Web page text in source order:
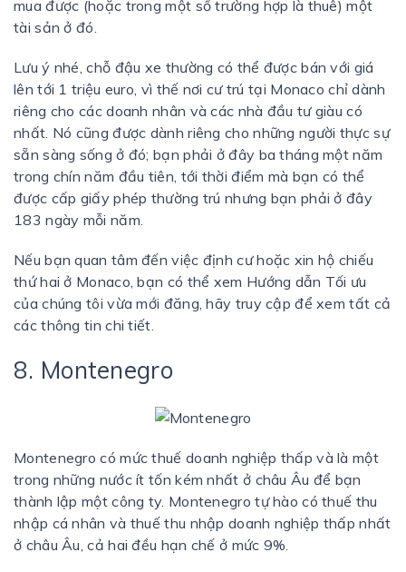
mua được (hoặc trong một số trường hợp là thuê) một
tài sản ở đó.
Lưu ý nhé, chỗ đậu xe thường có thể được bán với giá
lên tới 1 triệu euro, vì thế nơi cư trú tại Monaco chỉ dành
riêng cho các doanh nhân và các nhà đầu tư giàu có
nhất. Nó cũng được dành riêng cho những người thực sự
sẵn sàng sống ở đó; bạn phải ở đây ba tháng một năm
trong chín năm đầu tiên, tới thời điểm mà bạn có thể
được cấp giấy phép thường trú nhưng bạn phải ở đây
183 ngày mỗi năm.
Nếu bạn quan tâm đến việc định cư hoặc xin hộ chiếu
thứ hai ở Monaco, bạn có thể xem Hướng dẫn Tối ưu
của chúng tôi vừa mới đăng, hãy truy cập để xem tất cả
các thông tin chi tiết.
8. Montenegro
Montenegro có mức thuế doanh nghiệp thấp và là một
trong những nước ít tốn kém nhất ở châu Âu để bạn
thành lập một công ty. Montenegro tự hào có thuế thu
nhập cá nhân và thuế thu nhập doanh nghiệp thấp nhất
ở châu Âu, cả hai đều hạn chế ở mức 9%.